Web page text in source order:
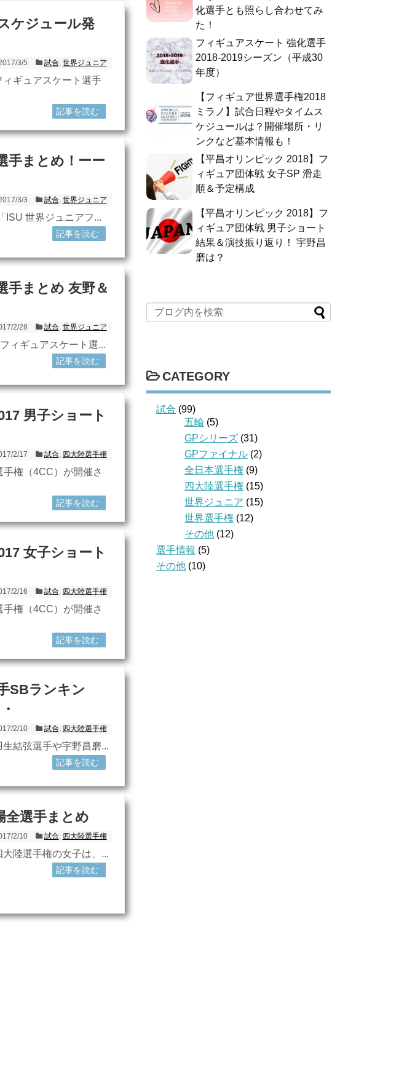
ケジュール発
3/5 試合, 世界ジュニア
ギュアスケート選手
記事を読む
手まとめ！ーー
3/3 試合, 世界ジュニア
ISU 世界ジュニアフ...
記事を読む
手まとめ 友野＆
2/28 試合, 世界ジュニア
ィギュアスケート選...
記事を読む
男子ショート
2/17 試合, 四大陸選手権
権（4CC）が開催さ
記事を読む
女子ショート
2/16 試合, 四大陸選手権
権（4CC）が開催さ
記事を読む
SBランキン
2/10 試合, 四大陸選手権
結弦選手や宇野昌磨...
記事を読む
全選手まとめ
2/10 試合, 四大陸選手権
陸選手権の女子は、...
記事を読む
化選手とも照らし合わせてみ
た！
フィギュアスケート 強化選手
2018-2019シーズン（平成30
年度）
【フィギュア世界選手権2018
ミラノ】試合日程やタイムス
ケジュールは？開催場所・リ
ンクなど基本情報も！
【平昌オリンピック 2018】フ
ィギュア団体戦 女子SP 滑走
順＆予定構成
【平昌オリンピック 2018】フ
ィギュア団体戦 男子ショート
結果＆演技振り返り！ 宇野昌
磨は？
CATEGORY
試合 (99)
五輪 (5)
GPシリーズ (31)
GPファイナル (2)
全日本選手権 (9)
四大陸選手権 (15)
世界ジュニア (15)
世界選手権 (12)
その他 (12)
選手情報 (5)
その他 (10)